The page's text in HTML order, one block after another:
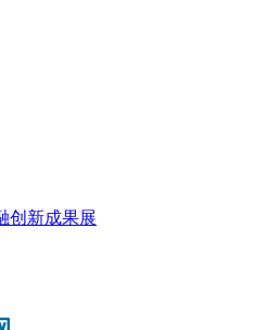
创新成果展